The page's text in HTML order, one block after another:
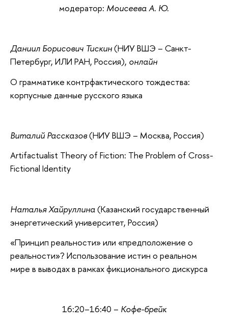
модератор: Моисеева А. Ю.
Даниил Борисович Тискин(НИУ ВШЭ – Санкт-
Петербург, ИЛИ РАН, Россия), онлайн
О грамматике контрфактического тождества:
корпусные данные русского языка
Виталий Рассказов(НИУ ВШЭ – Москва, Россия)
Artifactualist Theory of Fiction: The Problem of Cross-
Fictional Identity
Наталья Хайруллина(Казанский государственный
энергетический университет, Россия)
«Принцип реальности» или «предположение о
реальности»? Использование истин о реальном
мире в выводах в рамках фикционального дискурса
16:20–16:40 – Кофе-брейк